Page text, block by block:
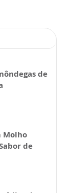
de
Molho
de